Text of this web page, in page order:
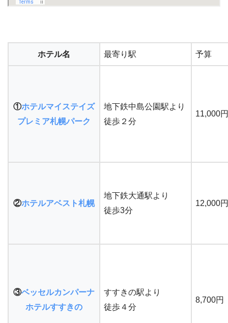
ホテル名 最寄り駅 予算
①ホテルマイステイズ
プレミア札幌パーク
地下鉄中島公園駅より
徒歩２分
11,000円
②ホテルアベスト札幌
地下鉄大通駅より
徒歩3分
12,000円
③ベッセルカンパーナ
ホテルすすきの
すすきの駅より
徒歩４分
8,700円